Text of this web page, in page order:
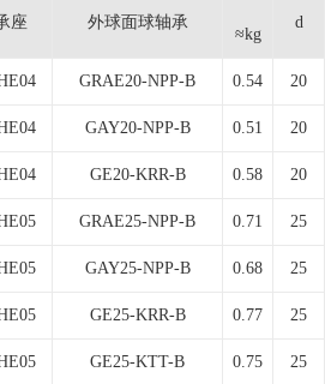
≈kg
座 外球面球轴承 d
GRAE20-NPP-B 0.54 20
GAY20-NPP-B 0.51 20
GE20-KRR-B 0.58 20
GRAE25-NPP-B 0.71 25
GAY25-NPP-B 0.68 25
GE25-KRR-B 0.77 25
GE25-KTT-B 0.75 25